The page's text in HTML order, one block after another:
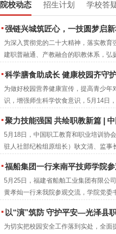
院校动态 招生计划 学校答
强链兴城筑匠心，一技圆梦启新程——福建建筑学校2026年职
为深入贯彻党的二十大精神，落实教育
建职普融通、产教融合的职教体系，弘
活动周“一技在手，一生无忧”主题与福
梦”分主题，福建建筑学校举办职业教育
活动。
科学膳食助成长 健康校园齐守护 | 南平技师学院成功举
为做好校园营养健康宣传，提高青少年
识，增强师生科学饮食意识，5月14日
会会长、注册营养师刘彦雯担任主讲人
聚力技能强国 共绘职教新篇 | 中国职工教育和职业培训协会莅
5月18日，中国职工教育和职业培训协
驻人社部纪检组原组长）耿文清、监事
学院调研指导。南平市人民政府党组成
强，市人力资源和社会保障局党组成员
学院党委书记葛毅，院长吴瑞通等领导
福船集团一行来南平技师学院
5月25日，福建省船舶工业集团有限公
黄孝灿一行来我院参观交流，学院党委
以“演”筑防 守护平安—光泽县职业中专学校扎实开
为切实把校园安全工作落到实处，全面